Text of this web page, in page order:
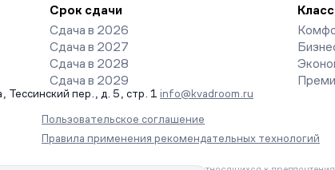
Срок сдачи
Сдача в 2026
Сдача в 2027
Сдача в 2028
Сдача в 2029
Класс
пер., д. 5, стр. 1 info@kvadroom.ru
Пользовательское соглашение
Правила применения рекомендательных технологий